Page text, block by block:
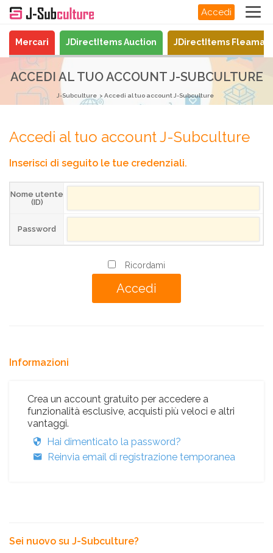
Accedi
Mercari JDirectItems Auction JDirectItems
ACCEDI AL TUO ACCOUNT J-SUBCULTURE
J-Subculture Accedi al tuo account J-Subculture
Accedi al tuo account J-Subculture
Inserisci di seguito le tue credenziali.
Nome utente
(ID)
Password
Ricordami
Informazioni
Crea un account gratuito per accedere a
funzionalità esclusive, acquisti più veloci e altri
vantaggi.
Hai dimenticato la password?
Reinvia email di registrazione temporanea
Sei nuovo su J-Subculture?